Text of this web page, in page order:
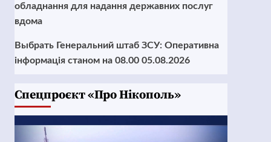
обладнання для надання державних послуг
вдома
Выбрать Генеральний штаб ЗСУ: Оперативна
інформація станом на 08.00 05.08.2026
Cпецпроєкт «Про Нікополь»